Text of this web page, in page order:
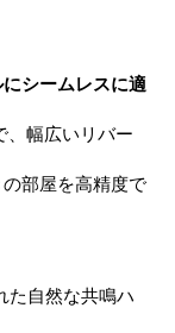
シームレスに適
、幅広いリバー
部屋を高精度で
自然な共鳴ハ